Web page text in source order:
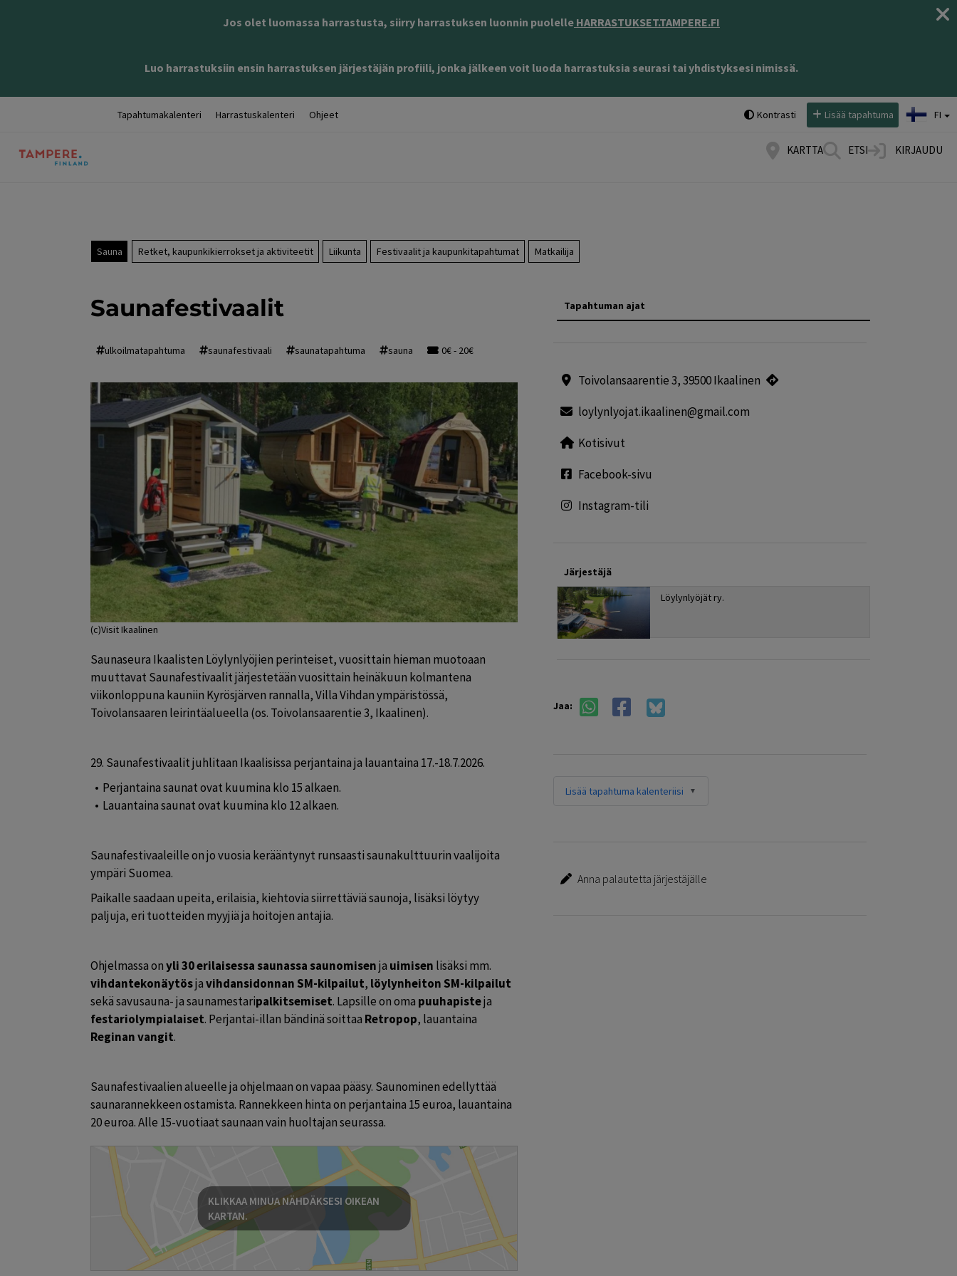
Jos olet luomassa harrastusta, siirry harrastuksen luonnin puolelle HARRASTUKSET.TAMPERE.FI
Luo harrastuksiin ensin harrastuksen järjestäjän profiili, jonka jälkeen voit luoda harrastuksia seurasi tai yhdistyksesi nimissä.
Tapahtumakalenteri Harrastuskalenteri Ohjeet Kontrasti Lisää tapahtuma FI
KARTTA ETSI KIRJAUDU
Sauna Retket, kaupunkikierrokset ja aktiviteetit Liikunta Festivaalit ja kaupunkitapahtumat Matkailija
Saunafestivaalit
ulkoilmatapahtuma saunafestivaali saunatapahtuma sauna 0€ - 20€
(c)Visit Ikaalinen
Saunaseura Ikaalisten Löylynlyöjien perinteiset, vuosittain hieman muotoaan
muuttavat Saunafestivaalit järjestetään vuosittain heinäkuun kolmantena
viikonloppuna kauniin Kyrösjärven rannalla, Villa Vihdan ympäristössä,
Toivolansaaren leirintäalueella (os. Toivolansaarentie 3, Ikaalinen).
29. Saunafestivaalit juhlitaan Ikaalisissa perjantaina ja lauantaina 17.-18.7.2026.
Perjantaina saunat ovat kuumina klo 15 alkaen.
Lauantaina saunat ovat kuumina klo 12 alkaen.
Saunafestivaaleille on jo vuosia kerääntynyt runsaasti saunakulttuurin vaalijoita
ympäri Suomea.
Paikalle saadaan upeita, erilaisia, kiehtovia siirrettäviä saunoja, lisäksi löytyy
paljuja, eri tuotteiden myyjiä ja hoitojen antajia.
Ohjelmassa on yli 30 erilaisessa saunassa saunomisen ja uimisen
vihdantekonäytös ja vihdansidonnan SM-kilpailut,
sekä savusauna- ja saunamestaripalkitsemiset. Lapsille on oma puuhapiste
festariolympialaiset. Perjantai-illan bändinä soittaa Retropop
Reginan vangit.
Saunafestivaalien alueelle ja ohjelmaan on vapaa pääsy. Saunominen edellyttää
saunarannekkeen ostamista. Rannekkeen hinta on perjantaina 15 euroa, lauantaina
20 euroa. Alle 15-vuotiaat saunaan vain huoltajan seurassa.
KLIKKAA MINUA NÄHDÄKSESI OIKEAN
KARTAN.
Tapahtuman ajat
Toivolansaarentie 3, 39500 Ikaalinen
loylynlyojat.ikaalinen@gmail.com
Kotisivut
Facebook-sivu
Instagram-tili
Järjestäjä
Löylynlyöjät ry.
Jaa:
Lisää tapahtuma kalenteriisi
Anna palautetta järjestäjälle